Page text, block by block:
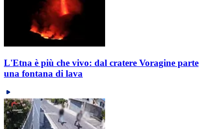
L'Etna è più che vivo: dal cratere Voragine parte
una fontana di lava